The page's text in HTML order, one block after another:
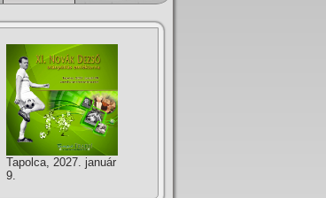
Tapolca, 2027. január
9.